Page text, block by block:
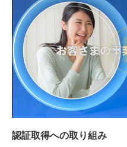
認証取得への取り組み